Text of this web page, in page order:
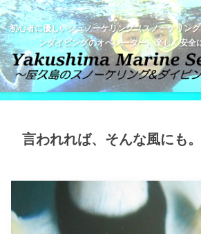
初心者に優しいシュノーケリング（スノーケリン
ンダイビングのオペレーター。楽しく安全
言われれば、そんな風にも。